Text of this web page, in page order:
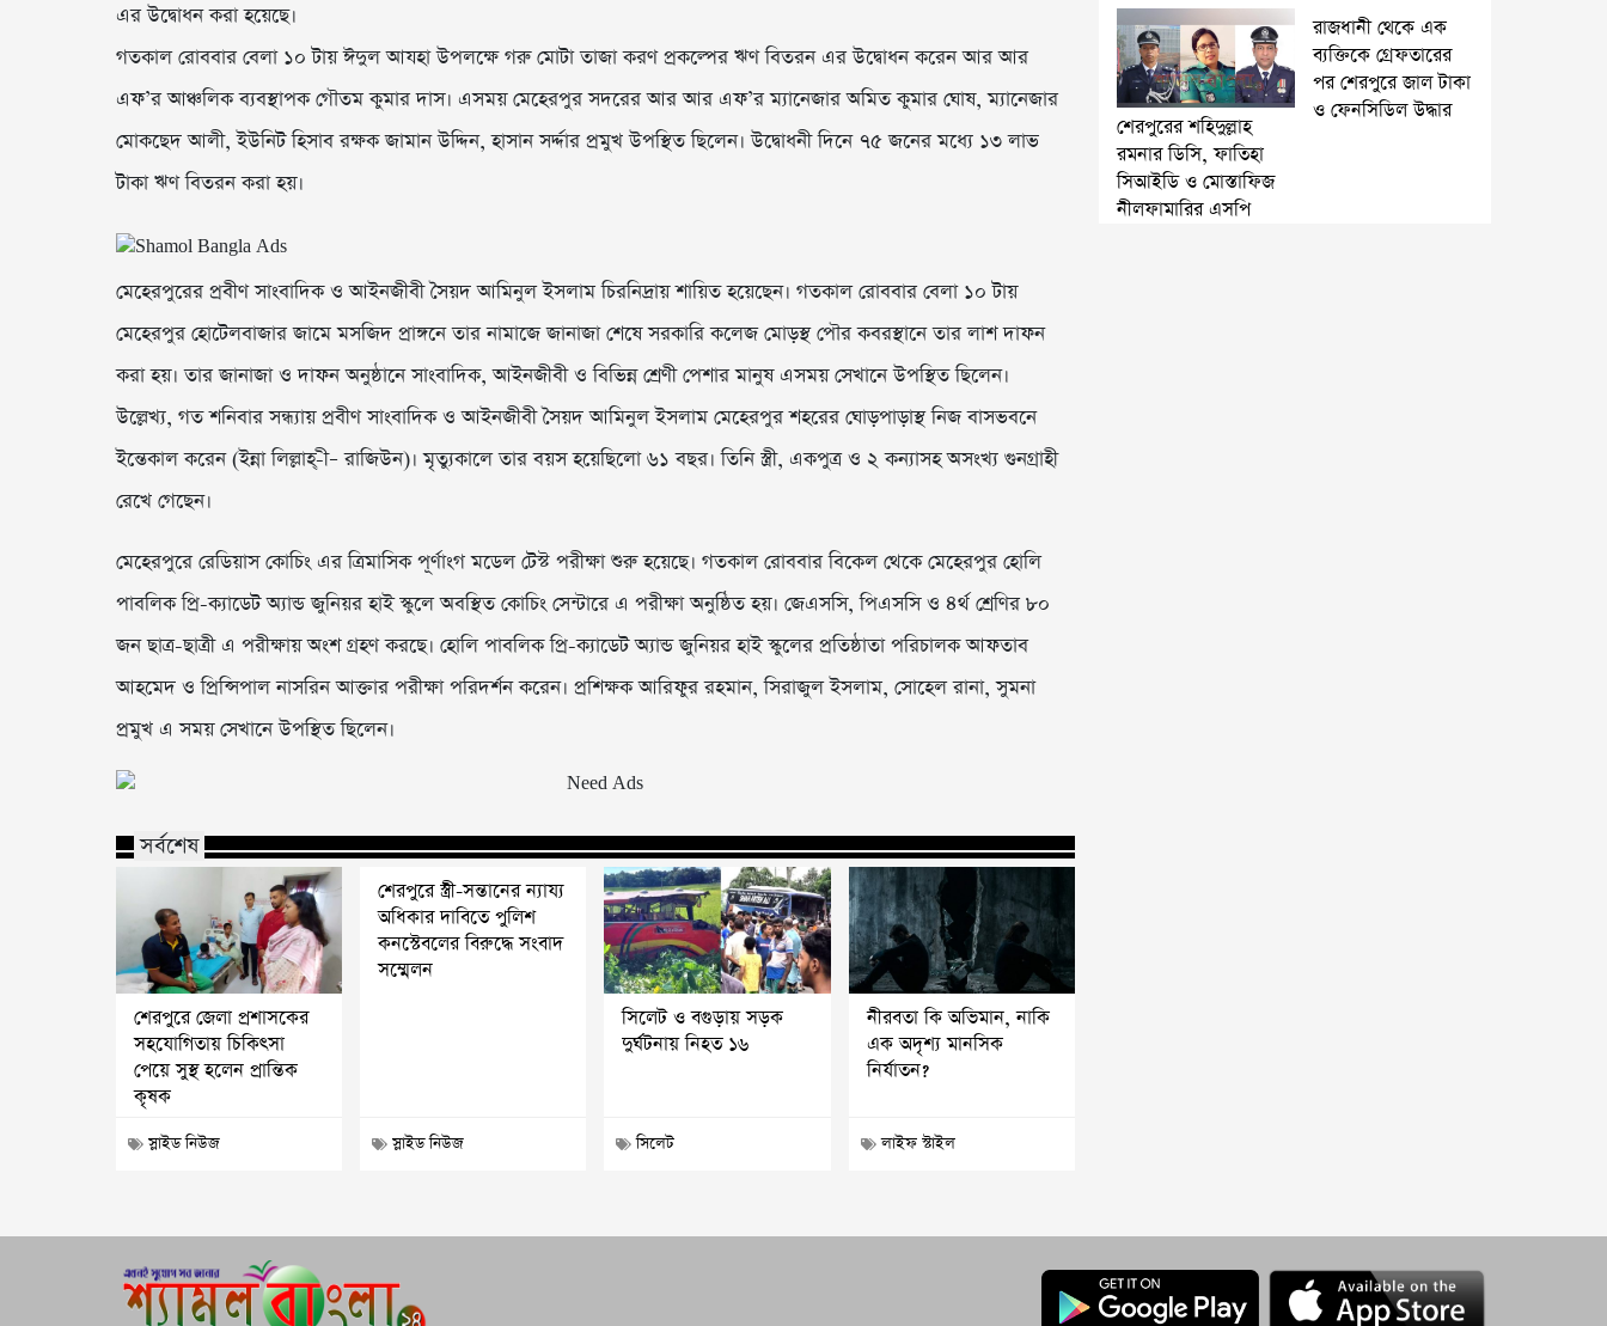
এর উদ্বোধন করা হয়েছে।
গতকাল রোববার বেলা ১০ টায় ঈদুল আযহা উপলক্ষে গরু মোটা তাজা করণ প্রকল্পের ঋণ বিতরন এর উদ্বোধন করেন আর আর
এফ’র আঞ্চলিক ব্যবস্থাপক গৌতম কুমার দাস। এসময় মেহেরপুর সদরের আর আর এফ’র ম্যানেজার অমিত কুমার ঘোষ, ম্যানেজার
মোকছেদ আলী, ইউনিট হিসাব রক্ষক জামান উদ্দিন, হাসান সর্দ্দার প্রমুখ উপস্থিত ছিলেন। উদ্বোধনী দিনে ৭৫ জনের মধ্যে ১৩ লাভ
টাকা ঋণ বিতরন করা হয়।
মেহেরপুরের প্রবীণ সাংবাদিক ও আইনজীবী সৈয়দ আমিনুল ইসলাম চিরনিদ্রায় শায়িত হয়েছেন। গতকাল রোববার বেলা ১০ টায়
মেহেরপুর হোটেলবাজার জামে মসজিদ প্রাঙ্গনে তার নামাজে জানাজা শেষে সরকারি কলেজ মোড়স্থ পৌর কবরস্থানে তার লাশ দাফন
করা হয়। তার জানাজা ও দাফন অনুষ্ঠানে সাংবাদিক, আইনজীবী ও বিভিন্ন শ্রেণী পেশার মানুষ এসময় সেখানে উপস্থিত ছিলেন।
উল্লেখ্য, গত শনিবার সন্ধ্যায় প্রবীণ সাংবাদিক ও আইনজীবী সৈয়দ আমিনুল ইসলাম মেহেরপুর শহরের ঘোড়পাড়াস্থ নিজ বাসভবনে
ইন্তেকাল করেন (ইন্না লিল্লাহ্-ী– রাজিউন)। মৃত্যুকালে তার বয়স হয়েছিলো ৬১ বছর। তিনি স্ত্রী, একপুত্র ও ২ কন্যাসহ অসংখ্য গুনগ্রাহী
রেখে গেছেন।
মেহেরপুরে রেডিয়াস কোচিং এর ত্রিমাসিক পূর্ণাংগ মডেল টেস্ট পরীক্ষা শুরু হয়েছে। গতকাল রোববার বিকেল থেকে মেহেরপুর হোলি
পাবলিক প্রি-ক্যাডেট অ্যান্ড জুনিয়র হাই স্কুলে অবস্থিত কোচিং সেন্টারে এ পরীক্ষা অনুষ্ঠিত হয়। জেএসসি, পিএসসি ও ৪র্থ শ্রেণির ৮০
জন ছাত্র-ছাত্রী এ পরীক্ষায় অংশ গ্রহণ করছে। হোলি পাবলিক প্রি-ক্যাডেট অ্যান্ড জুনিয়র হাই স্কুলের প্রতিষ্ঠাতা পরিচালক আফতাব
আহমেদ ও প্রিন্সিপাল নাসরিন আক্তার পরীক্ষা পরিদর্শন করেন। প্রশিক্ষক আরিফুর রহমান, সিরাজুল ইসলাম, সোহেল রানা, সুমনা
প্রমুখ এ সময় সেখানে উপস্থিত ছিলেন।
সর্বশেষ
শেরপুরে জেলা প্রশাসকের
সহযোগিতায় চিকিৎসা
পেয়ে সুস্থ হলেন প্রান্তিক
কৃষক
স্লাইড নিউজ
শেরপুরে স্ত্রী-সন্তানের ন্যায্য
অধিকার দাবিতে পুলিশ
কনস্টেবলের বিরুদ্ধে সংবাদ
সম্মেলন
স্লাইড নিউজ
সিলেট ও বগুড়ায় সড়ক
দুর্ঘটনায় নিহত ১৬
সিলেট
নীরবতা কি অভিমান, নাকি
এক অদৃশ্য মানসিক
নির্যাতন?
লাইফ স্টাইল
শেরপুরের শহিদুল্লাহ
রমনার ডিসি, ফাতিহা
সিআইডি ও মোস্তাফিজ
নীলফামারির এসপি
রাজধানী থেকে এক
ব্যক্তিকে গ্রেফতারের
পর শেরপুরে জাল টাকা
ও ফেনসিডিল উদ্ধার